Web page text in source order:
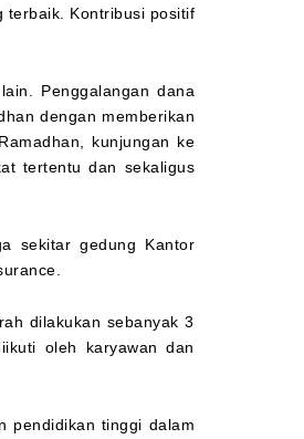
terbaik. Kontribusi positif
Penggalangan dana
dengan memberikan
kunjungan ke
tertentu dan sekaligus
sekitar gedung Kantor
dilakukan sebanyak 3
oleh karyawan dan
pendidikan tinggi dalam